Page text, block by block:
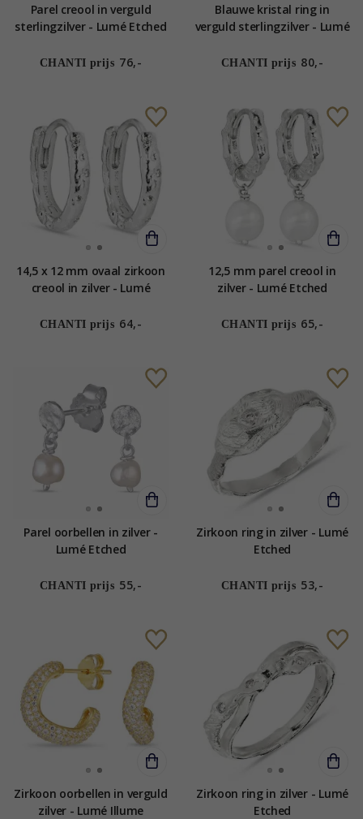
Parel creool in verguld
sterlingzilver - Lumé Etched
CHANTI prijs 76,-
Blauwe kristal ring in
verguld sterlingzilver - Lumé
CHANTI prijs 80,-
14,5 x 12 mm ovaal zirkoon
creool in zilver - Lumé
CHANTI prijs 64,-
12,5 mm parel creool in
zilver - Lumé Etched
CHANTI prijs 65,-
Parel oorbellen in zilver -
Lumé Etched
CHANTI prijs 55,-
Zirkoon ring in zilver - Lumé
Etched
CHANTI prijs 53,-
Zirkoon oorbellen in verguld
zilver - Lumé Illume
Zirkoon ring in zilver - Lumé
Etched